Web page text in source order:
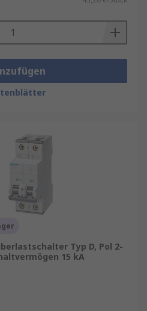
Typ D, Pol 2-
15 kA